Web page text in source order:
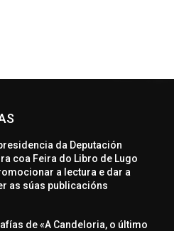
da Deputación
coa Feira do Libro de Lugo
a lectura e dar a
as súas publicacións
de «A Candeloria, o último